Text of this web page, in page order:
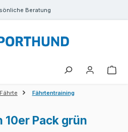
Beratung
Fährtentraining
Pack grün